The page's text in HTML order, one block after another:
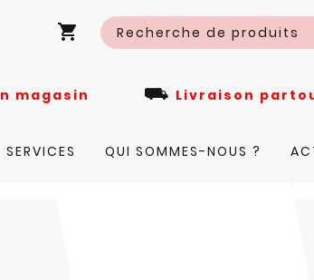
en magasin ⛟ Livraison
SERVICES QUI SOMMES-NOUS ?